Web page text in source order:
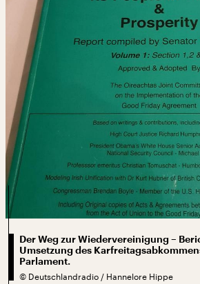
Der Weg zur Wiedervereinigung –
Umsetzung des
Parlament.
© Deutschlandradio / Hannelore Hippe